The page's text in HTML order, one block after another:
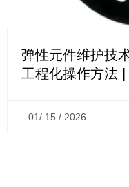
弹性元件维护技
工程化操作方法
01/ 15 / 2026